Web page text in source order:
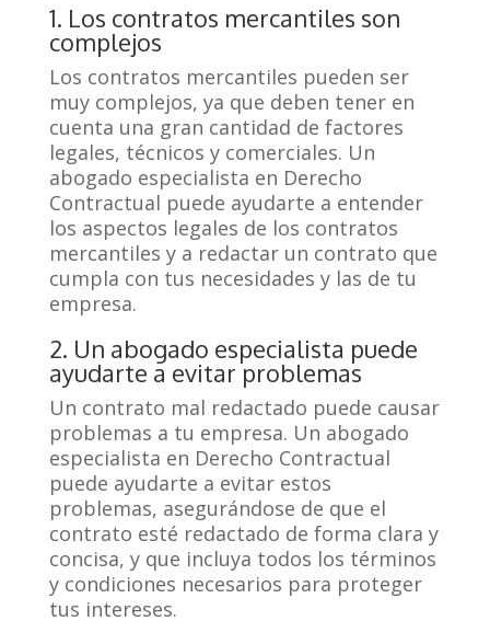
1. Los contratos mercantiles son
complejos
Los contratos mercantiles pueden ser
muy complejos, ya que deben tener en
cuenta una gran cantidad de factores
legales, técnicos y comerciales. Un
abogado especialista en Derecho
Contractual puede ayudarte a entender
los aspectos legales de los contratos
mercantiles y a redactar un contrato que
cumpla con tus necesidades y las de tu
empresa.
2. Un abogado especialista puede
ayudarte a evitar problemas
Un contrato mal redactado puede causar
problemas a tu empresa. Un abogado
especialista en Derecho Contractual
puede ayudarte a evitar estos
problemas, asegurándose de que el
contrato esté redactado de forma clara y
concisa, y que incluya todos los términos
y condiciones necesarios para proteger
tus intereses.